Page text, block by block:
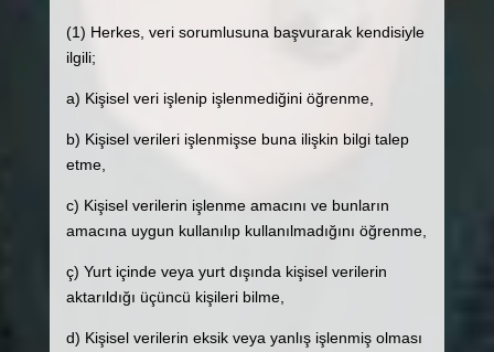
(1) Herkes, veri sorumlusuna başvurarak kendisiyle
ilgili;
a) Kişisel veri işlenip işlenmediğini öğrenme,
b) Kişisel verileri işlenmişse buna ilişkin bilgi talep
etme,
c) Kişisel verilerin işlenme amacını ve bunların
amacına uygun kullanılıp kullanılmadığını öğrenme,
ç) Yurt içinde veya yurt dışında kişisel verilerin
aktarıldığı üçüncü kişileri bilme,
d) Kişisel verilerin eksik veya yanlış işlenmiş olması